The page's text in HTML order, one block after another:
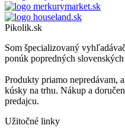
Pikolik.sk
Som špecializovaný
ponúk popredných
Produkty priamo nepredávam,
kúsky na trhu. Nákup a
predajcu.
Užitočné linky